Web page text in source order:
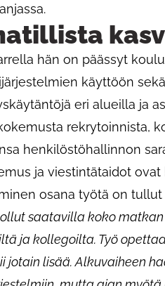
hän on päässyt
käyttöön
eri alueilla ja
rekrytoinnista,
henkilöstöhallinnon
ja viestintätaidot
osana työtä on tullut
ollut saatavilla koko
ja kollegoilta. Työ
jotain lisää. Alkuvaiheen